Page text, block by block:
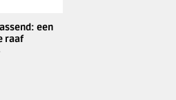
een
raaf